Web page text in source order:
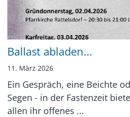
Ballast abladen...
11. März 2026
Ein Gespräch, eine Beichte
Segen - in der Fastenzeit
allen ihr offenes ...